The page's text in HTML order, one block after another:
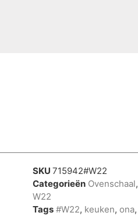
SKU 715942#W22
Categorieën Ovenschaal,
W22
Tags #W22, keuken, ona,